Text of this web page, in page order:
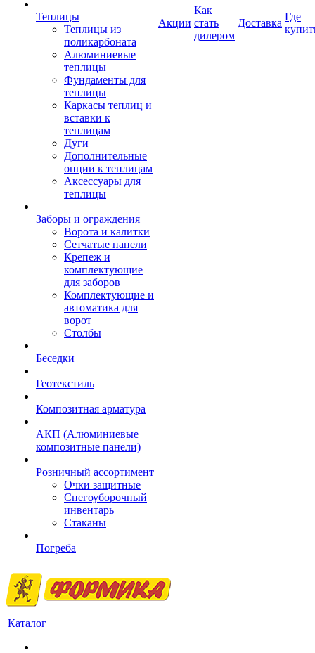
Теплицы
Теплицы из
поликарбоната
Алюминиевые
теплицы
Фундаменты для
теплицы
Каркасы теплиц и
вставки к
теплицам
Дуги
Дополнительные
опции к теплицам
Аксессуары для
теплицы
Заборы и ограждения
Ворота и калитки
Сетчатые панели
Крепеж и
комплектующие
для заборов
Комплектующие и
автоматика для
ворот
Столбы
Беседки
Геотекстиль
Композитная арматура
АКП (Алюминиевые
композитные панели)
Розничный ассортимент
Очки защитные
Снегоуборочный
инвентарь
Стаканы
Погреба
Акции
Как
стать
дилером
Доставка
Где
Каталог